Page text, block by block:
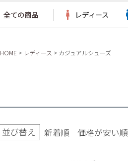
全ての商品 レディース
サンダル
スニーカー
サンダル
ビジネス・ドレスシューズ
サンダル
スクール
レディース新入荷
レディースSALE
リュック
ビジネスバッグ
ケア用品
HOME レディース カジュアルシューズ
並び替え 新着順 価格が安い順